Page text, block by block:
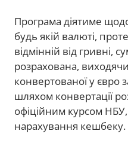
Програма діятиме
будь якій валюті,
відмінній від гривні,
розрахована, виходячи
конвертованої у євро
шляхом конвертації
офіційним курсом
нарахування кешбеку.